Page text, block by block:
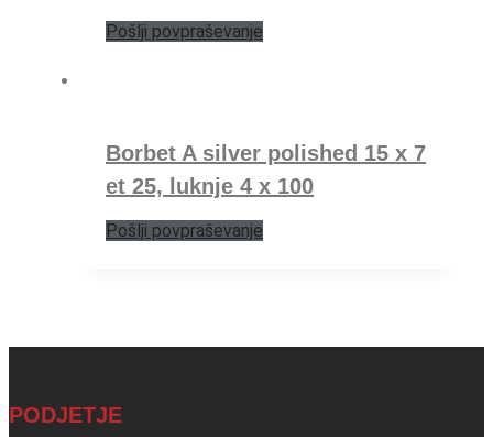
Pošlji povpraševanje
Borbet A silver polished 15 x 7
et 25, luknje 4 x 100
Pošlji povpraševanje
PODJETJE